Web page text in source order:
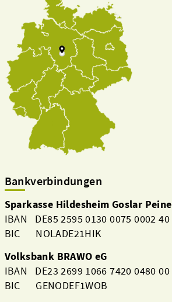
Bankverbindungen
Sparkasse Hildesheim Goslar Peine
IBAN DE85 2595 0130 0075 0002 40
BIC NOLADE21HIK
Volksbank BRAWO eG
IBAN DE23 2699 1066 7420 0480 00
BIC GENODEF1WOB